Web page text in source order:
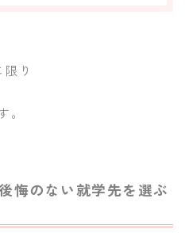
り
悔のない就学先を選ぶ